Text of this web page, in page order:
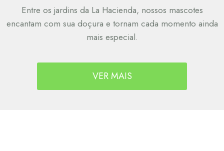
Entre os jardins da La Hacienda, nossos mascotes
encantam com sua doçura e tornam cada momento ainda
mais especial.
VER MAIS